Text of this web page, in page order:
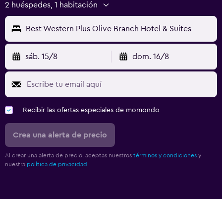
2 huéspedes, 1 habitación
Best Western Plus Olive Branch Hotel & Suites
sáb. 15/8 dom. 16/8
Recibir las ofertas especiales de momondo
Crea una alerta de precio
Al crear una alerta de precio, aceptas nuestros términos y condiciones y
nuestra política de privacidad.